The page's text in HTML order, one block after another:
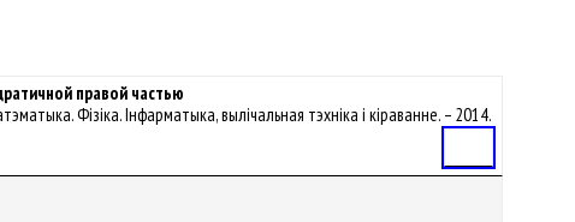
правой частью
Фізіка. Інфарматыка, вылічальная тэхніка і кіраванне. – 2014.